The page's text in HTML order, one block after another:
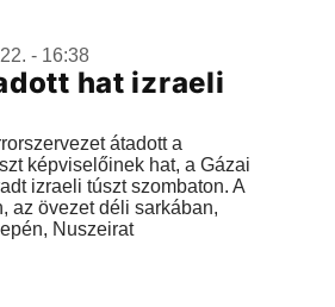
- 16:38
hat izraeli
átadott a
képviselőinek hat, a Gázai
izraeli túszt szombaton. A
az övezet déli sarkában,
Nuszeirat